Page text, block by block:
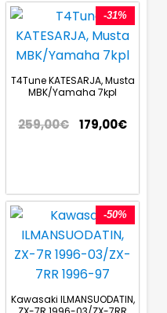
-31%
T4Tune KATESARJA, Musta
MBK/Yamaha 7kpl
259,00€ 179,00€
-50%
Kawasaki ILMANSUODATIN,